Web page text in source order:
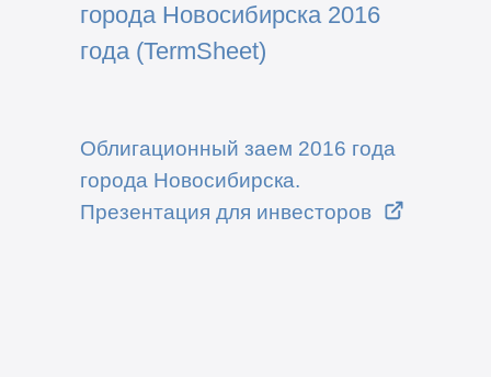
города Новосибирска 2016
года (TermSheet)
Облигационный заем 2016 года
города Новосибирска.
Презентация для инвесторов